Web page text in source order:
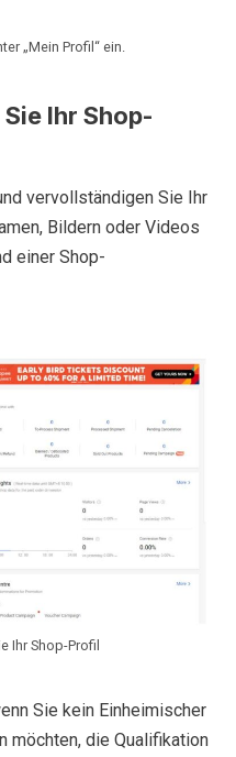
„Mein Profil“ ein.
Ihr Shop-
vervollständigen Sie Ihr
Bildern oder Videos
einer Shop-
Ihr Shop-Profil
Sie kein Einheimischer
möchten, die Qualifikation